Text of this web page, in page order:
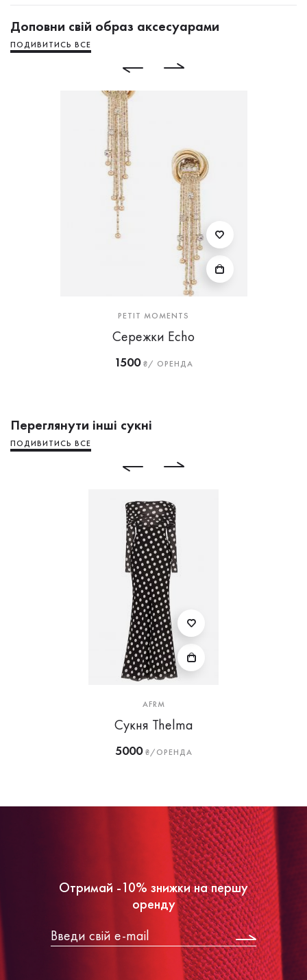
Доповни свій образ аксесуарами
ПОДИВИТИСЬ ВСЕ
PETIT MOMENTS
Сережки Echo
1500₴/ ОРЕНДА
Переглянути інші сукні
ПОДИВИТИСЬ ВСЕ
AFRM
Сукня Thelma
5000₴/ОРЕНДА
Отримай -10% знижки на першу
оренду